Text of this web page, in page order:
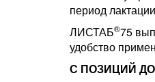
период
ЛИСТАБ®75
удобство
С ПОЗИЦИЙ